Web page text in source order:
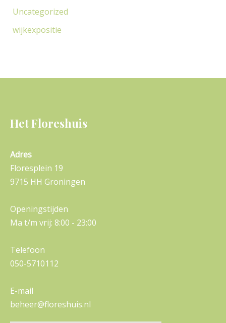
Uncategorized
wijkexpositie
Het Floreshuis
Adres
Floresplein 19
9715 HH Groningen
Openingstijden
Ma t/m vrij: 8:00 - 23:00
Telefoon
050-5710112
E-mail
beheer@floreshuis.nl